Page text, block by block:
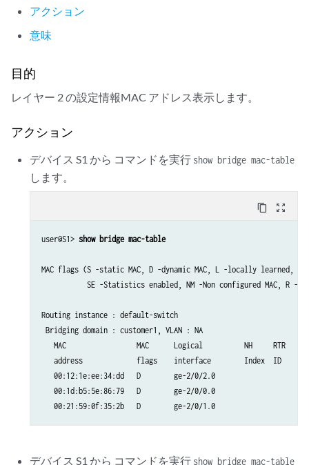
アクション
意味
目的
レイヤー 2 の設定情報MAC アドレス表示します。
アクション
デバイス S1 から コマンドを実行 show bridge mac-table
します。
content_copy zoom_out_map
user@S1> show bridge mac-table
MAC flags (S -static MAC, D -dynamic MAC, L -locally learned, C -
SE -Statistics enabled, NM -Non configured MAC, R -
Routing instance : default-switch
Bridging domain : customer1, VLAN : NA
   MAC                 MAC      Logical          NH     RTR
   address             flags    interface        Index  ID
   00:12:1e:ee:34:dd   D        ge-2/0/2.0
   00:1d:b5:5e:86:79   D        ge-2/0/0.0
デバイス S1 から コマンドを実行 show bridge mac-table